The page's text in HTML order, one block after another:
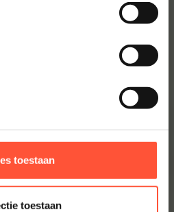
toestaan
toestaan